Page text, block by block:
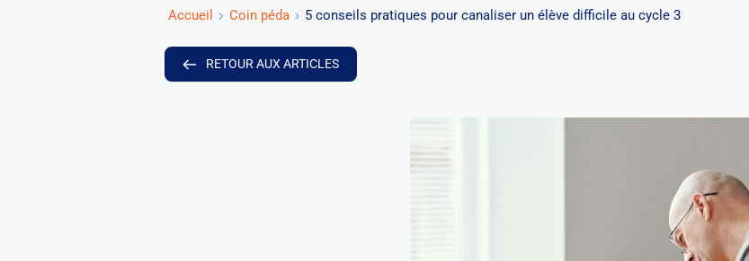
Accueil Coin péda 5 conseils pratiques pour canaliser un élève difficile au cycle 3
RETOUR AUX ARTICLES